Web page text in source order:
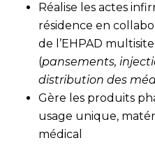
Réalise les actes
résidence en
de l’EHPAD
(pansements,
distribution des
Gère les produits
usage unique,
médical